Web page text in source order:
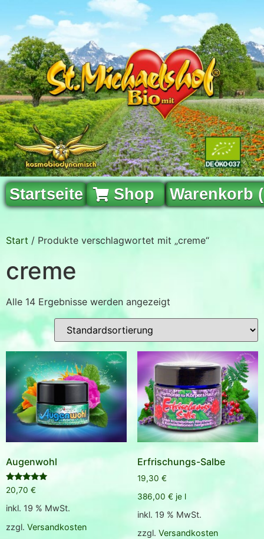
Startseite Shop Warenkorb
Start / Produkte verschlagwortet mit „creme“
creme
Alle 14 Ergebnisse werden angezeigt
Augenwohl
Bewertet
mit
5.00
von 5
20,70 €
inkl. 19 % MwSt.
zzgl. Versandkosten
Erfrischungs-Salbe
19,30 €
386,00 € je l
inkl. 19 % MwSt.
zzgl. Versandkosten